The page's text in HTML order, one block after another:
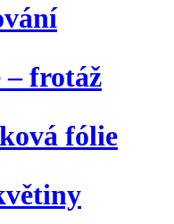
– frotáž
fólie